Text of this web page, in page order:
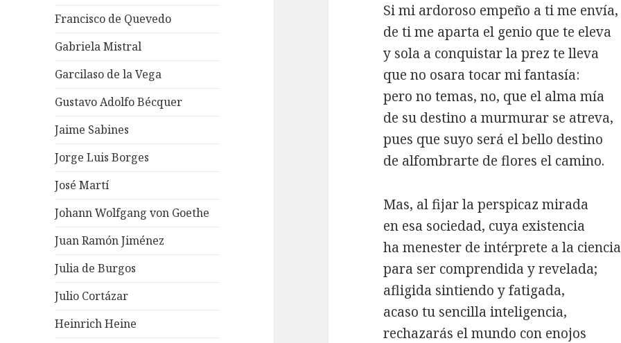
Francisco de Quevedo
Gabriela Mistral
Garcilaso de la Vega
Gustavo Adolfo Bécquer
Jaime Sabines
Jorge Luis Borges
José Martí
Johann Wolfgang von Goethe
Juan Ramón Jiménez
Julia de Burgos
Julio Cortázar
Heinrich Heine
Si mi ardoroso empeño a ti me envía,
de ti me aparta el genio que te eleva
y sola a conquistar la prez te lleva
que no osara tocar mi fantasía:
pero no temas, no, que el alma mía
de su destino a murmurar se atreva,
pues que suyo será el bello destino
de alfombrarte de flores el camino.
Mas, al fijar la perspicaz mirada
en esa sociedad, cuya existencia
ha menester de intérprete a la ciencia
para ser comprendida y revelada;
afligida sintiendo y fatigada,
acaso tu sencilla inteligencia,
rechazarás el mundo con enojos